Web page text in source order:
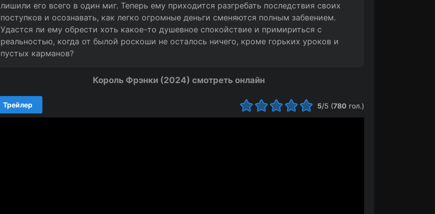
лишили его всего в один миг. Теперь ему приходится разгребать последствия своих
поступков и осознавать, как легко огромные деньги сменяются полным забвением.
Удастся ли ему обрести хоть какое-то душевное спокойствие и примириться с
реальностью, когда от былой роскоши не осталось ничего, кроме горьких уроков и
пустых карманов?
Король Фрэнки (2024) смотреть онлайн
5/5 (780 гол.)
Трейлер